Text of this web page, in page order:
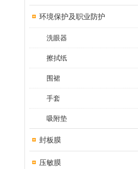
环境保护及职业防护
洗眼器
擦拭纸
围裙
手套
吸附垫
封板膜
压敏膜